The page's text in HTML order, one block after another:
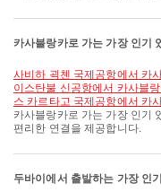
카사블랑카로 가는 가장 인기
사비하 괵첸 국제공항에서
이스탄불 신공항에서 카사블
스 카르타고 국제공항에서 카
카사블랑카로 가는 가장 인기
편리한 연결을 제공합니다.
두바이에서 출발하는 가장 인